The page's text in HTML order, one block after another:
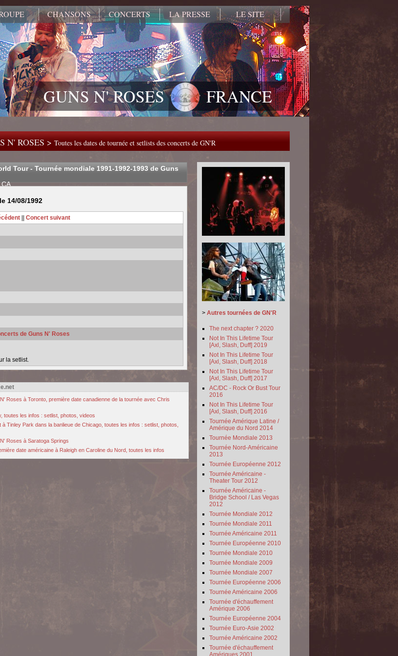
CHANSONS CONCERTS LA PRESSE LE SITE
GUNS N' ROSES FRANCE
N' ROSES >Toutes les dates de tournée et setlists des concerts de GN'R
Tour - Tournée mondiale 1991-1992-1993 de Guns
14/08/1992
Concert suivant
de Guns N' Roses
la setlist.
Roses à Toronto, première date canadienne de la tournée avec Chris
les infos : setlist, photos, videos
Tinley Park dans la banlieue de Chicago, toutes les infos : setlist, photos,
Roses à Saratoga Springs
date américaine à Raleigh en Caroline du Nord, toutes les infos
> Autres tournées de GN'R
The next chapter ? 2020
Not In This Lifetime Tour
[Axl, Slash, Duff] 2019
Not In This Lifetime Tour
[Axl, Slash, Duff] 2018
Not In This Lifetime Tour
[Axl, Slash, Duff] 2017
AC/DC - Rock Or Bust Tour
2016
Not In This Lifetime Tour
[Axl, Slash, Duff] 2016
Tournée Amérique Latine /
Amérique du Nord 2014
Tournée Mondiale 2013
Tournée Nord-Américaine
2013
Tournée Européenne 2012
Tournée Américaine -
Theater Tour 2012
Tournée Américaine -
Bridge School / Las Vegas
2012
Tournée Mondiale 2012
Tournée Mondiale 2011
Tournée Américaine 2011
Tournée Européenne 2010
Tournée Mondiale 2010
Tournée Mondiale 2009
Tournée Mondiale 2007
Tournée Européenne 2006
Tournée Américaine 2006
Tournée d'échauffement
Amérique 2006
Tournée Européenne 2004
Tournée Euro-Asie 2002
Tournée Américaine 2002
Tournée d'échauffement
Amériques 2001